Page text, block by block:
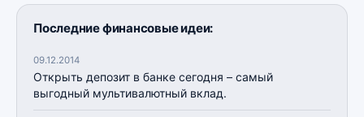
Последние финансовые идеи:
09.12.2014
Открыть депозит в банке сегодня – самый
выгодный мультивалютный вклад.